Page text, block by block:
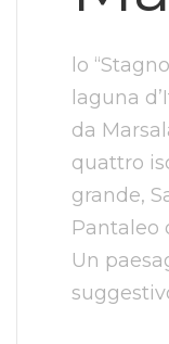
lo
laguna
da
quattro
grande,
Pantaleo
Un